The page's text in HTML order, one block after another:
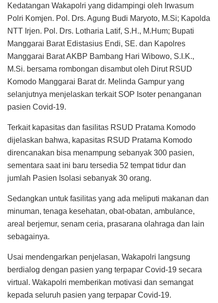
Kedatangan Wakapolri yang didampingi oleh Irwasum
Polri Komjen. Pol. Drs. Agung Budi Maryoto, M.Si; Kapolda
NTT Irjen. Pol. Drs. Lotharia Latif, S.H., M.Hum; Bupati
Manggarai Barat Edistasius Endi, SE. dan Kapolres
Manggarai Barat AKBP Bambang Hari Wibowo, S.I.K.,
M.Si. bersama rombongan disambut oleh Dirut RSUD
Komodo Manggarai Barat dr. Melinda Gampur yang
selanjutnya menjelaskan terkait SOP Isoter penanganan
pasien Covid-19.
Terkait kapasitas dan fasilitas RSUD Pratama Komodo
dijelaskan bahwa, kapasitas RSUD Pratama Komodo
direncanakan bisa menampung sebanyak 300 pasien,
sementara saat ini baru tersedia 52 tempat tidur dan
jumlah Pasien Isolasi sebanyak 30 orang.
Sedangkan untuk fasilitas yang ada meliputi makanan dan
minuman, tenaga kesehatan, obat-obatan, ambulance,
areal berjemur, senam ceria, prasarana olahraga dan lain
sebagainya.
Usai mendengarkan penjelasan, Wakapolri langsung
berdialog dengan pasien yang terpapar Covid-19 secara
virtual. Wakapolri memberikan motivasi dan semangat
kepada seluruh pasien yang terpapar Covid-19.